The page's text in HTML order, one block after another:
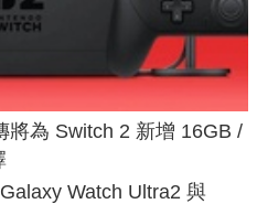
將為 Switch 2 新增 16GB /
Watch Ultra2 與